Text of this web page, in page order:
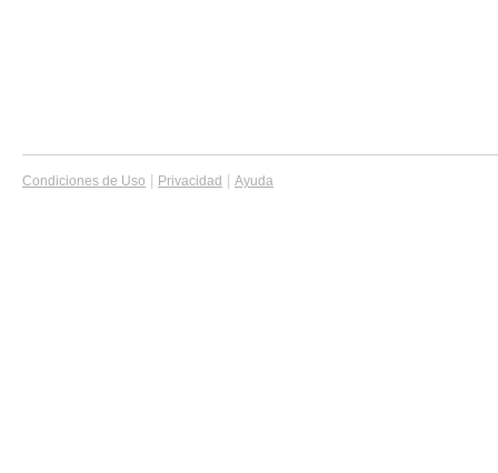
Condiciones de Uso Privacidad Ayuda